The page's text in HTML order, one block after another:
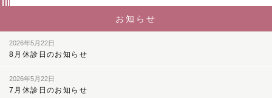
お知らせ
2026年5月22日
8月休診日のお知らせ
2026年5月22日
7月休診日のお知らせ